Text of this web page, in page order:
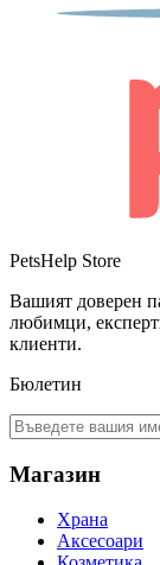
PetsHelp Store
Вашият доверен
любимци,
клиенти.
Бюлетин
Магазин
Храна
Аксесоари